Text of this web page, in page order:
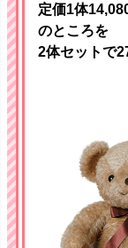
定価1体
のところを
2体セットで